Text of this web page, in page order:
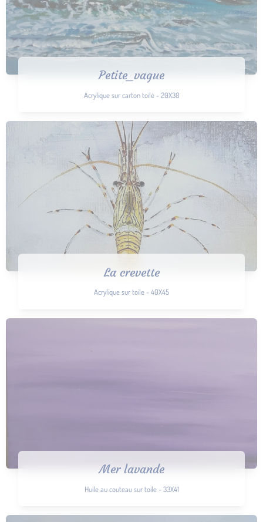
Petite_vague
Acrylique sur carton toilé - 20X30
La crevette
Acrylique sur toile - 40X45
Mer lavande
Huile au couteau sur toile - 33X41